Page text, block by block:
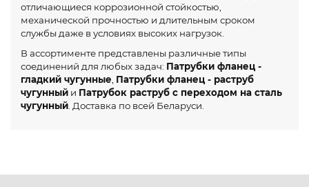
отличающиеся коррозионной стойкостью,
механической прочностью и длительным сроком
службы даже в условиях высоких нагрузок.
В ассортименте представлены различные типы
соединений для любых задач: Патрубки фланец -
гладкий чугунные Патрубки фланец - раструб
чугунный и Патрубок раструб с переходом на сталь
чугунный . Доставка по всей Беларуси.